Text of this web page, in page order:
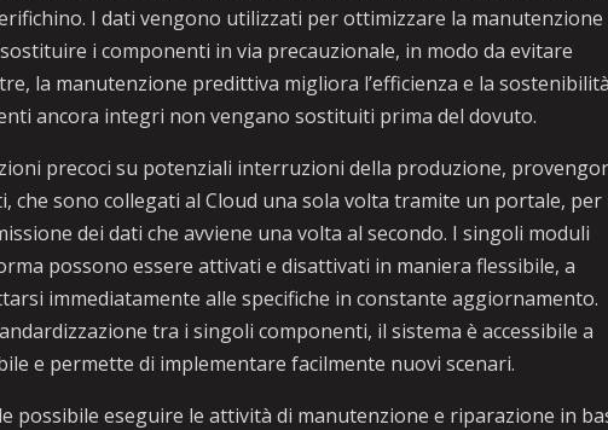
I dati vengono utilizzati per ottimizzare la manutenzione
i componenti in via precauzionale, in modo da evitare
la manutenzione predittiva migliora l’efficienza e la
ancora integri non vengano sostituiti prima del dovuto.
precoci su potenziali interruzioni della produzione,
che sono collegati al Cloud una sola volta tramite un portale, per
dei dati che avviene una volta al secondo. I singoli moduli
possono essere attivati e disattivati in maniera flessibile, a
immediatamente alle specifiche in constante aggiornamento.
tra i singoli componenti, il sistema è accessibile a
e permette di implementare facilmente nuovi scenari.
possibile eseguire le attività di manutenzione e riparazione in